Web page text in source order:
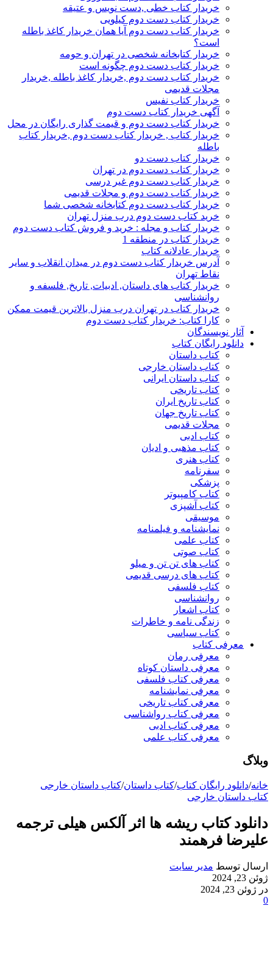
خریدار کتاب خطی ,دست نویس و عتیقه
خریدار کتاب دست دوم کیلویی
خریدار کتاب دست دوم آیا همان خریدار کاغذ باطله
است؟
خریدار کتابخانه شخصی در تهران و حومه
خریدار کتاب دست دوم چگونه است
خریدار کتاب دست دوم ,خریدار کاغذ باطله ,خریدار
مجلات قدیمی
خریدار کتاب نفیس
آگهی خریدار کتاب دست دوم
خریدار کتاب دست دوم و قیمت گذاری رایگان در محل
خریدار کتاب , خریدار کتاب دست دوم ,خریدار کتاب
باطله
خریدار کتاب دست دو
خریدار کتاب دست دوم در تهران
خریدار کتاب دست دوم غیر درسی
خریدار کتاب دست دوم و مجلات قدیمی
خریدار کتاب دست دوم کتابخانه شخصی شما
خرید کتاب دست دوم درب منزل تهران
خریدار کتاب و مجله : خرید و فروش کتاب دست دوم
خریدار کتاب در منطقه 1
خریدار عادلانه کتاب
آدرس خریدار کتاب دست دوم در میدان انقلاب و سایر
نقاط تهران
خریدار کتاب های داستان, ادبیات, تاریخ, فلسفه و
روانشناسی
خریدار کتاب در تهران درب منزل بالاترین قیمت ممکن
کارا کتاب: خریدار کتاب دست دوم
آثار نویسندگان
دانلود رایگان کتاب
کتاب داستان
کتاب داستان خارجی
کتاب داستان ایرانی
کتاب تاریخی
کتاب تاریخ ایران
کتاب تاریخ جهان
مجلات قدیمی
کتاب ادبی
کتاب مذهبی و ادیان
کتاب هنری
سفرنامه
پزشکی
کتاب کامپیوتر
کتاب آشپزی
موسیقی
نمایشنامه و فیلمنامه
کتاب علمی
کتاب صوتی
کتاب های تن تن و میلو
کتاب های درسی قدیمی
کتاب فلسفی
روانشناسی
کتاب اشعار
زندگی نامه و خاطرات
کتاب سیاسی
معرفی کتاب
معرفی رمان
معرفی داستان کوتاه
معرفی کتاب فلسفی
معرفی نمایشنامه
معرفی کتاب تاریخی
معرفی کتاب رواشناسی
معرفی کتاب ادبی
معرفی کتاب علمی
وبلاگ
خانه/دانلود رایگان کتاب/کتاب داستان/کتاب داستان خارجی
کتاب داستان خارجی
دانلود کتاب ریشه ها اثر آلکس هیلی ترجمه
علیرضا فرهمند
ارسال توسط مدیر سایت
ژوئن 23, 2024
در ژوئن 23, 2024
0